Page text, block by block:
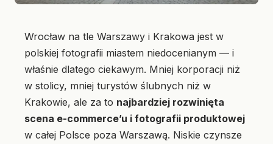
Wrocław na tle Warszawy i Krakowa jest w
polskiej fotografii miastem niedocenianym — i
właśnie dlatego ciekawym. Mniej korporacji niż
w stolicy, mniej turystów ślubnych niż w
Krakowie, ale za to najbardziej rozwinięta
scena e-commerce’u i fotografii produktowej
w całej Polsce poza Warszawą. Niskie czynsze